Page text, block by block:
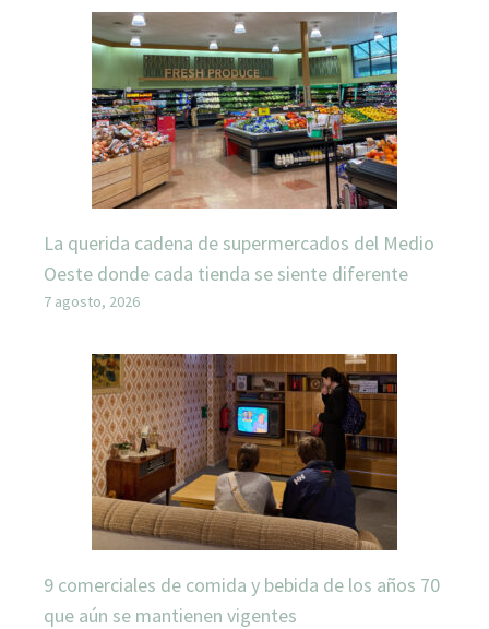
La querida cadena de supermercados del Medio
Oeste donde cada tienda se siente diferente
7 agosto, 2026
9 comerciales de comida y bebida de los años 70
que aún se mantienen vigentes